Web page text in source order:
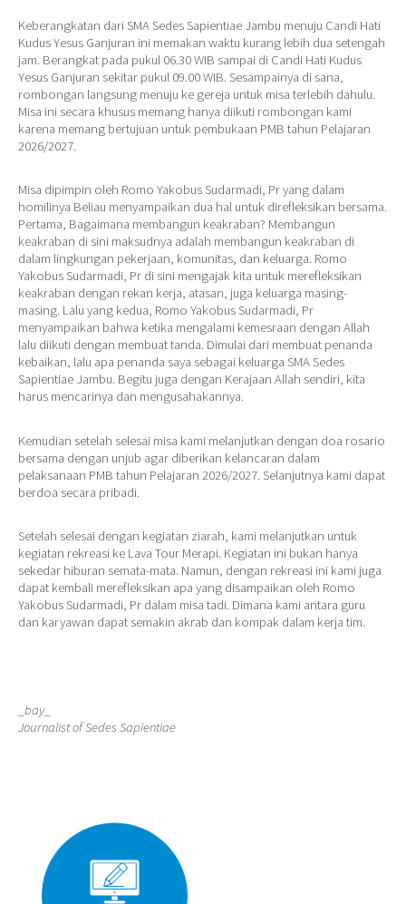
Keberangkatan dari SMA Sedes Sapientiae Jambu menuju Candi Hati
Kudus Yesus Ganjuran ini memakan waktu kurang lebih dua setengah
jam. Berangkat pada pukul 06.30 WIB sampai di Candi Hati Kudus
Yesus Ganjuran sekitar pukul 09.00 WIB. Sesampainya di sana,
rombongan langsung menuju ke gereja untuk misa terlebih dahulu.
Misa ini secara khusus memang hanya diikuti rombongan kami
karena memang bertujuan untuk pembukaan PMB tahun Pelajaran
2026/2027.
Misa dipimpin oleh Romo Yakobus Sudarmadi, Pr yang dalam
homilinya Beliau menyampaikan dua hal untuk direfleksikan bersama.
Pertama, Bagaimana membangun keakraban? Membangun
keakraban di sini maksudnya adalah membangun keakraban di
dalam lingkungan pekerjaan, komunitas, dan keluarga. Romo
Yakobus Sudarmadi, Pr di sini mengajak kita untuk merefleksikan
keakraban dengan rekan kerja, atasan, juga keluarga masing-
masing. Lalu yang kedua, Romo Yakobus Sudarmadi, Pr
menyampaikan bahwa ketika mengalami kemesraan dengan Allah
lalu diikuti dengan membuat tanda. Dimulai dari membuat penanda
kebaikan, lalu apa penanda saya sebagai keluarga SMA Sedes
Sapientiae Jambu. Begitu juga dengan Kerajaan Allah sendiri, kita
harus mencarinya dan mengusahakannya.
Kemudian setelah selesai misa kami melanjutkan dengan doa rosario
bersama dengan unjub agar diberikan kelancaran dalam
pelaksanaan PMB tahun Pelajaran 2026/2027. Selanjutnya kami dapat
berdoa secara pribadi.
Setelah selesai dengan kegiatan ziarah, kami melanjutkan untuk
kegiatan rekreasi ke Lava Tour Merapi. Kegiatan ini bukan hanya
sekedar hiburan semata-mata. Namun, dengan rekreasi ini kami juga
dapat kembali merefleksikan apa yang disampaikan oleh Romo
Yakobus Sudarmadi, Pr dalam misa tadi. Dimana kami antara guru
dan karyawan dapat semakin akrab dan kompak dalam kerja tim.
_bay_
Journalist of Sedes Sapientiae